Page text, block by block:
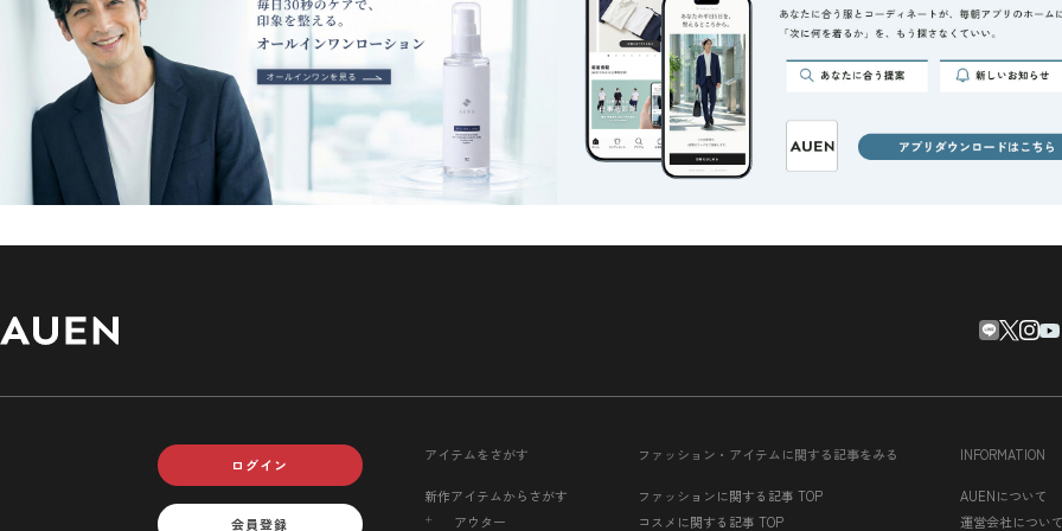
ログイン
会員登録
アイテムをさがす
新作アイテムからさがす
アウター
ファッション・アイテムに関する記事をみる
ファッションに関する記事 TOP
コスメに関する記事 TOP
INFORMATION
AUENについて
運営会社につい